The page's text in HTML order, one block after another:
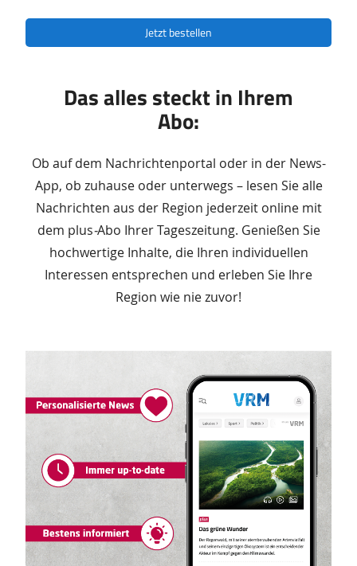
Jetzt bestellen
Das alles steckt in Ihrem
Abo:
Ob auf dem Nachrichtenportal oder in der News-
App, ob zuhause oder unterwegs – lesen Sie alle
Nachrichten aus der Region jederzeit online mit
dem plus-Abo Ihrer Tageszeitung. Genießen Sie
hochwertige Inhalte, die Ihren individuellen
Interessen entsprechen und erleben Sie Ihre
Region wie nie zuvor!